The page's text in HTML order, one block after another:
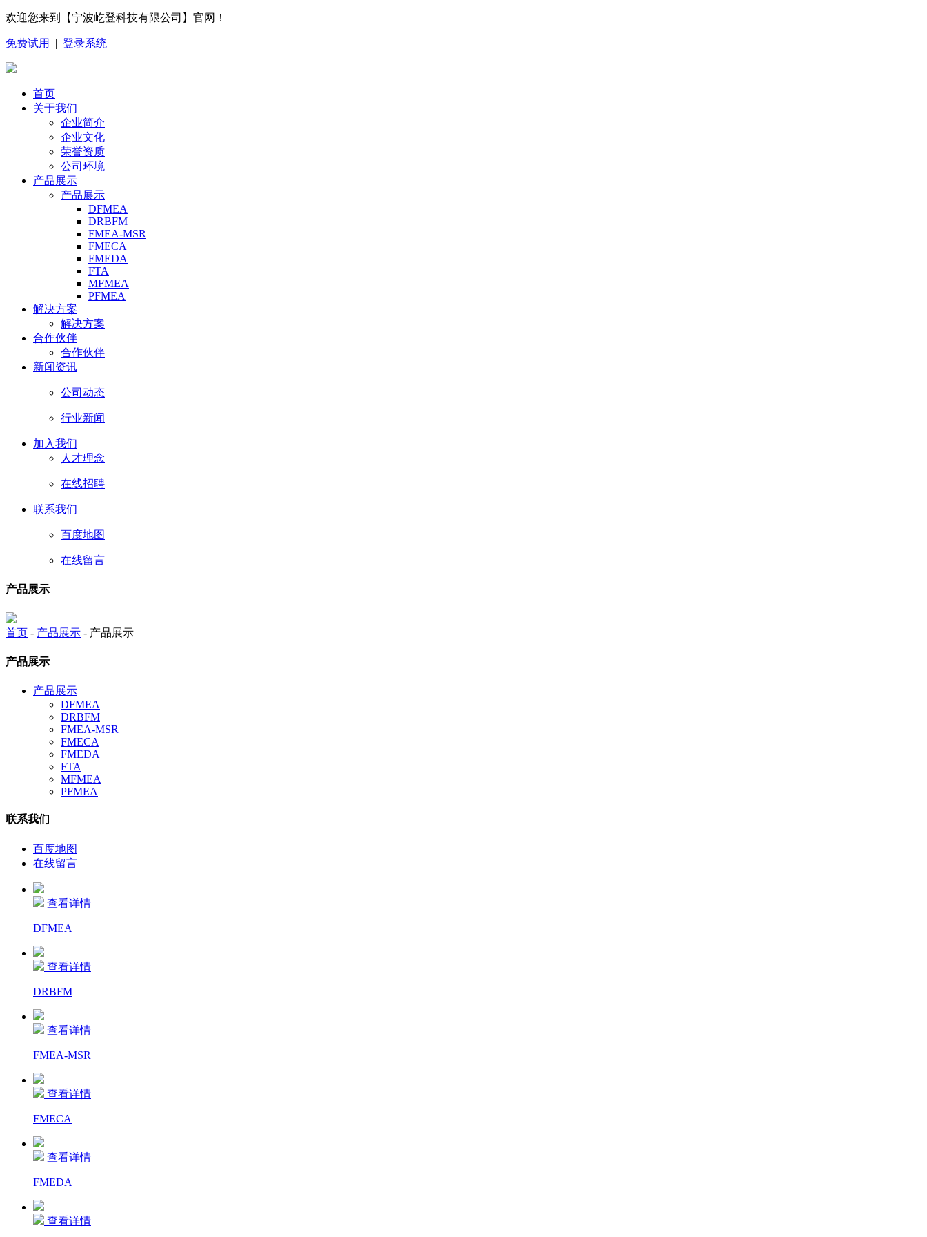
欢迎您来到【宁波屹登科技有限公司】官网！
免费试用 | 登录系统
首页
关于我们
企业简介
企业文化
荣誉资质
公司环境
产品展示
产品展示
DFMEA
DRBFM
FMEA-MSR
FMECA
FMEDA
FTA
MFMEA
PFMEA
解决方案
解决方案
合作伙伴
合作伙伴
新闻资讯
公司动态
行业新闻
加入我们
人才理念
在线招聘
联系我们
百度地图
在线留言
产品展示
首页 - 产品展示 - 产品展示
产品展示
产品展示
DFMEA
DRBFM
FMEA-MSR
FMECA
FMEDA
FTA
MFMEA
PFMEA
联系我们
百度地图
在线留言
查看详情
DFMEA
查看详情
DRBFM
查看详情
FMEA-MSR
查看详情
FMECA
查看详情
FMEDA
查看详情